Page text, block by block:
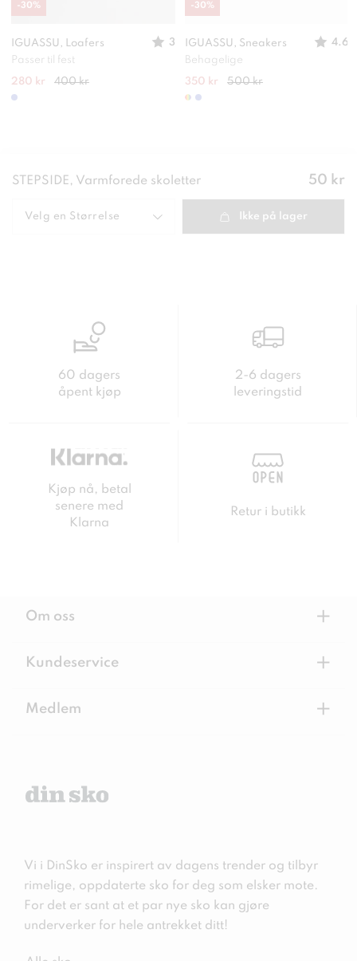
IGUASSU, Loafers
3
Passer til fest
280 kr 400 kr
-30%
IGUASSU, Sneakers
4.6
Behagelige
350 kr 500 kr
-30%
STEPSIDE, Varmforede skoletter Pris:
50 kr
Velg en Størrelse Ikke på lager
60 dagers
åpent kjøp
2-6 dagers
leveringstid
Kjøp nå, betal
senere med
Klarna
Retur i butikk
Om oss +
Kundeservice +
Medlem +
Vi i DinSko er inspirert av dagens trender og tilbyr
rimelige, oppdaterte sko for deg som elsker mote.
For det er sant at et par nye sko kan gjøre
underverker for hele antrekket ditt!